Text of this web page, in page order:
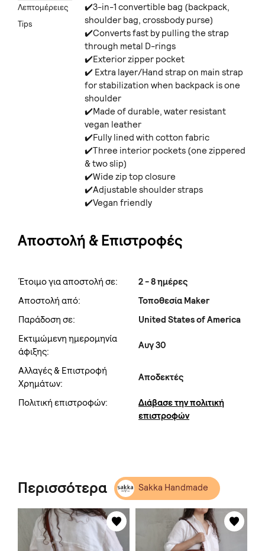
Λεπτομέρειες
Tips
✔️3-in-1 convertible bag (backpack,
shoulder bag, crossbody purse)
✔️Converts fast by pulling the strap
through metal D-rings
✔️Exterior zipper pocket
✔️ Extra layer/Hand strap on main strap
for stabilization when backpack is one
shoulder
✔️Made of durable, water resistant
vegan leather
✔️Fully lined with cotton fabric
✔️Three interior pockets (one zippered
& two slip)
✔️Wide zip top closure
✔️Adjustable shoulder straps
✔️Vegan friendly
Αποστολή & Επιστροφές
Έτοιμο για αποστολή σε:
2 - 8 ημέρες
Αποστολή από:
Τοποθεσία Maker
Παράδοση σε:
United States of America
Εκτιμώμενη ημερομηνία
άφιξης:
Αυγ 30
Αλλαγές & Επιστροφή
Χρημάτων:
Αποδεκτές
Πολιτική επιστροφών:
Διάβασε την πολιτική
επιστροφών
Περισσότερα Sakka Handmade